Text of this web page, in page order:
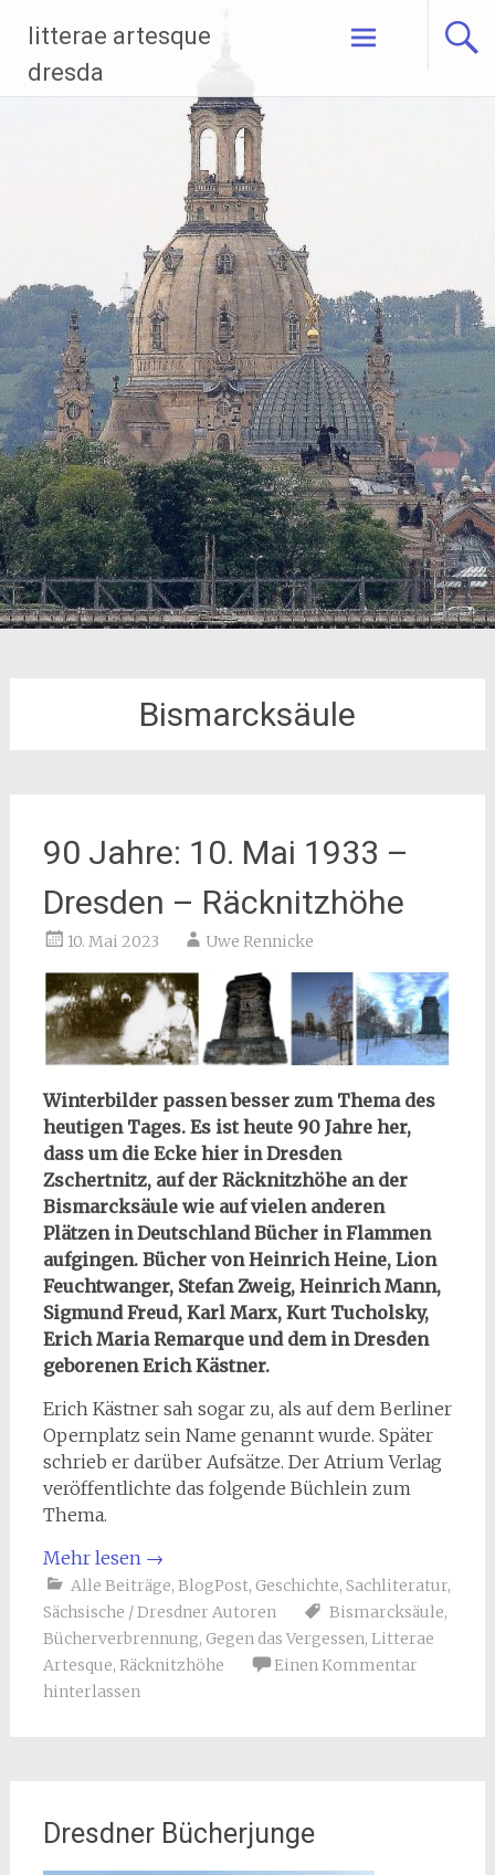
Inhalt
springen
litterae artesque
dresda
Bismarcksäule
90 Jahre: 10. Mai 1933 –
Dresden – Räcknitzhöhe
10. Mai 2023 Uwe Rennicke
Winterbilder passen besser zum Thema des
heutigen Tages. Es ist heute 90 Jahre her,
dass um die Ecke hier in Dresden
Zschertnitz, auf der Räcknitzhöhe an der
Bismarcksäule wie auf vielen anderen
Plätzen in Deutschland Bücher in Flammen
aufgingen. Bücher von Heinrich Heine, Lion
Feuchtwanger, Stefan Zweig, Heinrich Mann,
Sigmund Freud, Karl Marx, Kurt Tucholsky,
Erich Maria Remarque und dem in Dresden
geborenen Erich Kästner.
Erich Kästner sah sogar zu, als auf dem Berliner
Opernplatz sein Name genannt wurde. Später
schrieb er darüber Aufsätze. Der Atrium Verlag
veröffentlichte das folgende Büchlein zum
Thema.
Mehr lesen →
Alle Beiträge, BlogPost, Geschichte, Sachliteratur,
Sächsische / Dresdner Autoren
Bismarcksäule,
Bücherverbrennung, Gegen das Vergessen, Litterae
Artesque, Räcknitzhöhe
Einen Kommentar
hinterlassen
Dresdner Bücherjunge